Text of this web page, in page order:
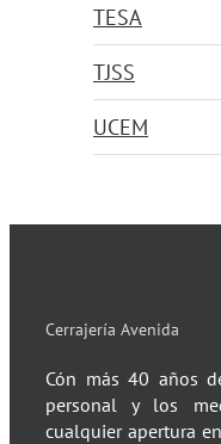
TESA
TJSS
UCEM
Cerrajería Avenida
Cón más 40 años
personal y los
cualquier apertura